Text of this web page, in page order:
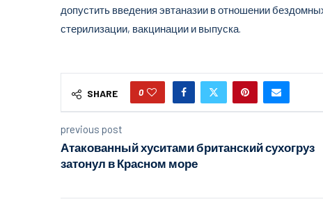
допустить введения эвтаназии в отношении
стерилизации, вакцинации и выпуска.
SHARE 0
previous post
Атакованный хуситами британский сухогруз
затонул в Красном море